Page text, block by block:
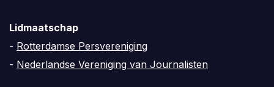
Lidmaatschap
- Rotterdamse Persvereniging
- Nederlandse Vereniging van Journalisten